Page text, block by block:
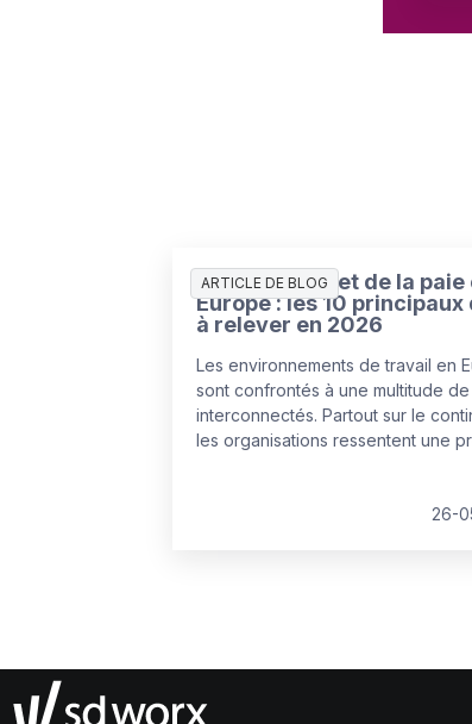
ARTICLE DE BLOG
L’état des RH et de la paie
Europe : les 10 principaux
à relever en 2026
Les environnements de travail en
sont confrontés à une multitude
interconnectés. Partout sur le
les organisations ressentent une
26-